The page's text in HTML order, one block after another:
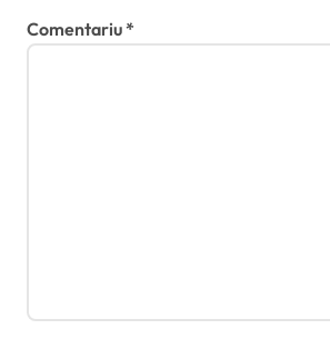
Comentariu*